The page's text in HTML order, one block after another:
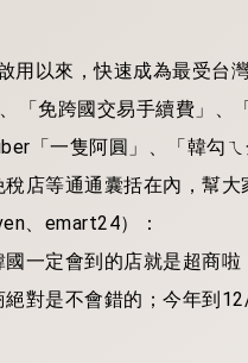
用以來，快速成為最受台
「免跨國交易手續費」
「一隻阿圓」、「韓勾
店等通通囊括在內，幫大
、emart24）：
一定會到的店就是超商
對是不會錯的；今年到